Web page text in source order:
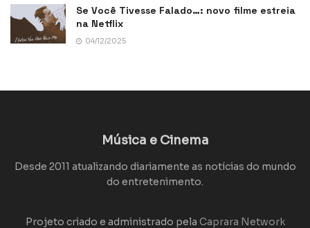
Se Você Tivesse Falado…: novo filme estreia
na Netflix
04/12/2025
Música e Cinema
Desde 2011 atualizando diariamente as notícias do mundo
do entretenimento.
Projeto criado e administrado pela Caprara Network